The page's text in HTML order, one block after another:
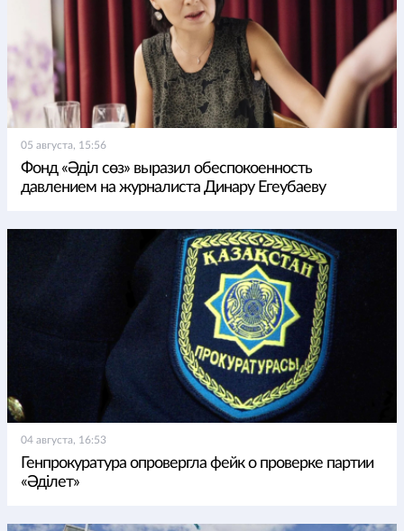
05 августа, 15:56
Фонд «Әділ сөз» выразил обеспокоенность
давлением на журналиста Динару Егеубаеву
04 августа, 16:53
Генпрокуратура опровергла фейк о проверке партии
«Әділет»